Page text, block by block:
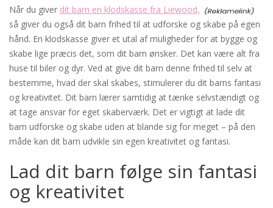
Når du giver dit barn en klodskasse fra Liewood,
så giver du også dit barn frihed til at udforske og skabe på egen
hånd. En klodskasse giver et utal af muligheder for at bygge og
skabe lige præcis det, som dit barn ønsker. Det kan være alt fra
huse til biler og dyr. Ved at give dit barn denne frihed til selv at
bestemme, hvad der skal skabes, stimulerer du dit barns fantasi
og kreativitet. Dit barn lærer samtidig at tænke selvstændigt og
at tage ansvar for eget skaberværk. Det er vigtigt at lade dit
barn udforske og skabe uden at blande sig for meget – på den
måde kan dit barn udvikle sin egen kreativitet og fantasi.
Lad dit barn følge sin fantasi
og kreativitet